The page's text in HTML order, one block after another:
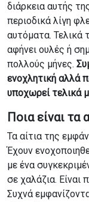
διάρκεια αυτής
περιοδικά λίγη
αυτόματα. Τελικά
αφήνει ουλές ή
πολλούς μήνες.
ενοχλητική αλλά
υποχωρεί τελικά
Ποια είναι τα
Τα αίτια της
Έχουν
με ένα
σε χαλάζια. Είναι
Συχνά